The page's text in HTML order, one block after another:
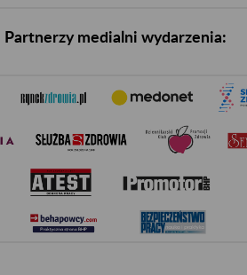
Partnerzy medialni wydarzenia: